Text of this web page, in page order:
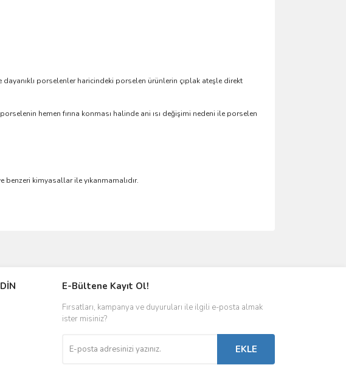
dayanıklı porselenler haricindeki porselen ürünlerin çıplak ateşle direkt
hemen fırına konması halinde ani ısı değişimi nedeni ile porselen
kimyasallar ile yıkanmamalıdır.
E-Bültene Kayıt Ol!
Fırsatları, kampanya ve duyuruları ile ilgili e-posta almak
ister misiniz?
EKLE